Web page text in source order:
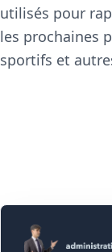
utilisés pour
les prochaines
sportifs et